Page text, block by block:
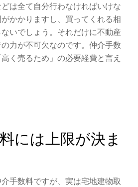
は全て自分行わなければいけな
かかりますし、買ってくれる相
いでしょう。それだけに不動産
力が不可欠なのです。仲介手数
く売るため」の必要経費と言え
には上限が決ま
手数料ですが、実は宅地建物取